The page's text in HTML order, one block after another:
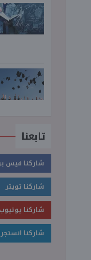
تابعنا
شاركنا فيس
شاركنا تويتر
شاركنا يوتيوب
شاركنا